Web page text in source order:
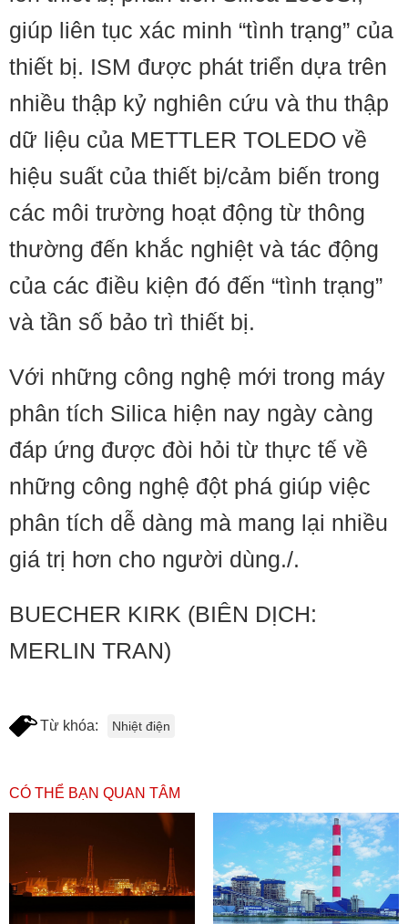
giúp liên tục xác minh “tình trạng” của
thiết bị. ISM được phát triển dựa trên
nhiều thập kỷ nghiên cứu và thu thập
dữ liệu của METTLER TOLEDO về
hiệu suất của thiết bị/cảm biến trong
các môi trường hoạt động từ thông
thường đến khắc nghiệt và tác động
của các điều kiện đó đến “tình trạng”
và tần số bảo trì thiết bị.
Với những công nghệ mới trong máy
phân tích Silica hiện nay ngày càng
đáp ứng được đòi hỏi từ thực tế về
những công nghệ đột phá giúp việc
phân tích dễ dàng mà mang lại nhiều
giá trị hơn cho người dùng./.
BUECHER KIRK (BIÊN DỊCH:
MERLIN TRAN)
Từ khóa: Nhiệt điện
CÓ THỂ BẠN QUAN TÂM